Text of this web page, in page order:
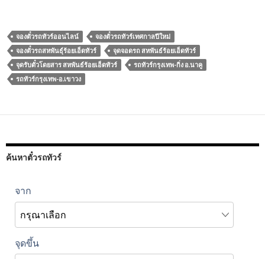
จองตั๋วรถทัวร์ออนไลน์
จองตั๋วรถทัวร์เทศกาลปีใหม่
จองตั๋วรถสหพันธุ์ร้อยเอ็ดทัวร์
จุดจอดรถ สหพันธ์ร้อยเอ็ดทัวร์
จุดรับตั๋วโดยสาร สหพันธ์ร้อยเอ็ดทัวร์
รถทัวร์กรุงเทพ-กิ่ง อ.นาคู
รถทัวร์กรุงเทพ-อ.เขาวง
ค้นหาตั๋วรถทัวร์